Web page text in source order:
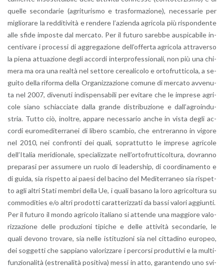
quel­le se­con­da­rie (agri­tu­ri­smo e tra­sfor­ma­zio­ne), ne­ces­sa­rie per
mi­glio­ra­re la red­di­ti­vi­tà e ren­de­re l’a­zien­da agri­co­la più ri­spon­den­te
alle sfide im­po­ste dal mer­ca­to. Per il fu­tu­ro sa­reb­be au­spi­ca­bi­le in­
cen­ti­va­re i pro­ces­si di ag­gre­ga­zio­ne del­l’of­fer­ta agri­co­la at­tra­ver­so
la piena at­tua­zio­ne degli ac­cor­di in­ter­pro­fes­sio­na­li, non più una chi­
me­ra ma ora una real­tà nel set­to­re ce­rea­li­co­lo e or­to­frut­ti­co­la, a se­
gui­to della ri­for­ma della Or­ga­niz­za­zio­ne co­mu­ne di mer­ca­to av­ve­nu­
ta nel 2007, di­ve­nu­ti in­di­spen­sa­bi­li per evi­ta­re che le im­pre­se agri­
co­le siano schiac­cia­te dalla gran­de di­stri­bu­zio­ne e dal­l’a­groin­du­
stria. Tutto ciò, inol­tre, ap­pa­re ne­ces­sa­rio anche in vista degli ac­
cor­di eu­ro­me­di­ter­ra­nei di li­be­ro scam­bio, che en­tre­ran­no in vi­go­re
nel 2010, nei con­fron­ti dei quali, so­prat­tut­to le im­pre­se agri­co­le
del­l’I­ta­lia me­ri­dio­na­le, spe­cia­liz­za­te nel­l’or­to­frut­ti­col­tu­ra, do­vran­no
pre­pa­ra­si per as­su­me­re un ruolo di lea­der­ship, di coor­di­na­men­to e
di guida, sia ri­spet­to ai paesi del ba­ci­no del Me­di­ter­ra­neo sia ri­spet­
to agli altri Stati mem­bri della Ue, i quali ba­sa­no la loro agri­col­tu­ra su
com­mo­di­ties e/o altri pro­dot­ti ca­rat­te­riz­za­ti da bassi va­lo­ri ag­giun­ti.
Per il fu­tu­ro il mondo agri­co­lo ita­lia­no si at­ten­de una mag­gio­re va­lo­
riz­za­zio­ne delle pro­du­zio­ni ti­pi­che e delle at­ti­vi­tà se­con­da­rie, le
quali de­vo­no tro­va­re, sia nelle isti­tu­zio­ni sia nel cit­ta­di­no eu­ro­peo,
dei sog­get­ti che sap­pia­no va­lo­riz­za­re i per­cor­si pro­dut­ti­vi e la mul­ti­
fun­zio­na­li­tà (estre­na­li­tà po­si­ti­va) messi in atto, ga­ran­ten­do uno svi­